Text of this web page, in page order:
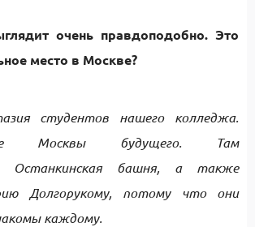
очень правдоподобно. Это
место в Москве?
студентов нашего колледжа.
Москвы будущего. Там
Останкинская башня, а также
Долгорукому, потому что они
каждому.